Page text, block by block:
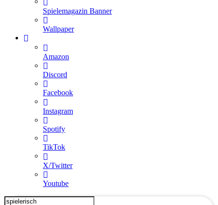
Spielemagazin Banner
Wallpaper
Amazon
Discord
Facebook
Instagram
Spotify
TikTok
X/Twitter
Youtube